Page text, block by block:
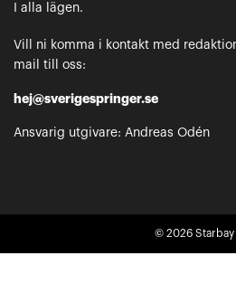
I alla lägen.
Vill ni komma i kontakt med
mail till oss:
hej@sverigespringer.se
Ansvarig utgivare: Andreas Odén
© 2026 Starbay